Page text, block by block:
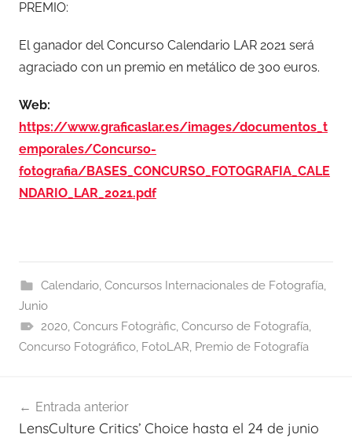
PREMIO:
El ganador del Concurso Calendario LAR 2021 será
agraciado con un premio en metálico de 300 euros.
Web:
https://www.graficaslar.es/images/documentos_t
emporales/Concurso-
fotografia/BASES_CONCURSO_FOTOGRAFIA_CALE
NDARIO_LAR_2021.pdf
Calendario, Concursos Internacionales de Fotografía,
Junio
2020, Concurs Fotogràfic, Concurso de Fotografía,
Concurso Fotográfico, FotoLAR, Premio de Fotografía
de
Entrada anterior
LensCulture Critics’ Choice hasta el 24 de junio